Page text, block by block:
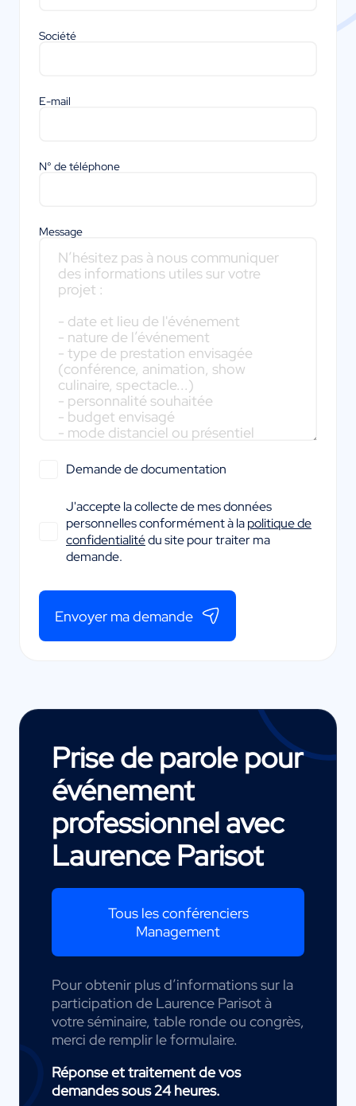
Société
E-mail
N° de téléphone
Message
Demande de documentation
J'accepte la collecte de mes données
personnelles conformément à lapolitique de
confidentialitédu site pour traiter ma
demande.
Envoyer ma demande
Prise de parole pour
événement
professionnel avec
Laurence Parisot
Tous les conférenciers
Management
Pour obtenir plus d’informations sur la
participation de Laurence Parisot à
votre séminaire, table ronde ou congrès,
merci de remplir le formulaire.
Réponse et traitement de vos
demandes sous 24 heures.